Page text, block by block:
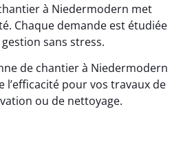
à Niedermodern met
Chaque demande est étudiée
sans stress.
de chantier à Niedermodern
l’efficacité pour vos travaux de
ou de nettoyage.